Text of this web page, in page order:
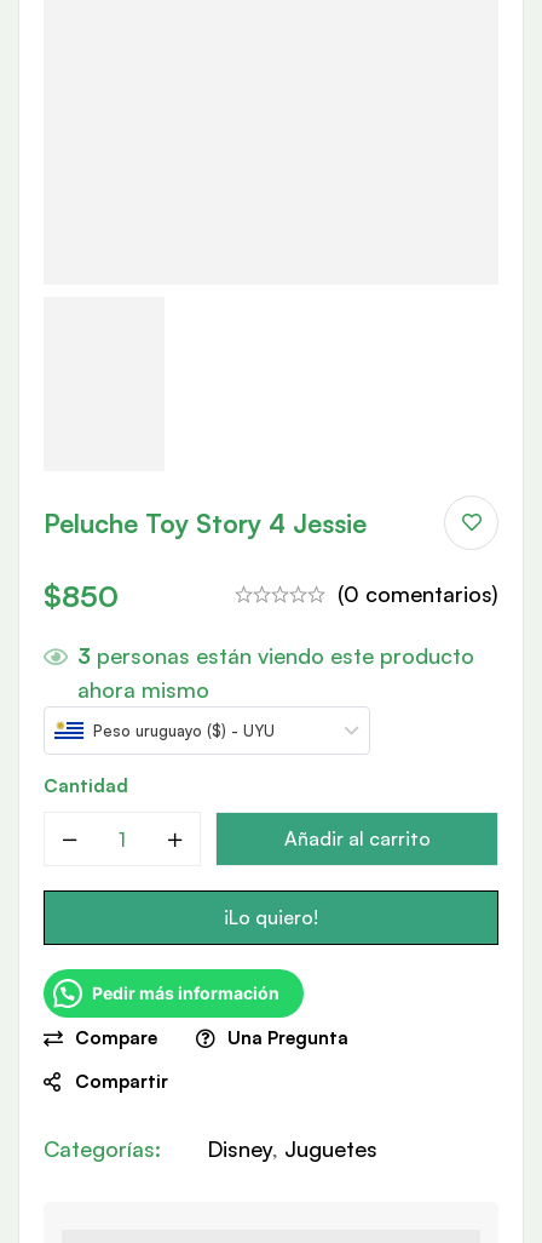
Peluche Toy Story 4 Jessie
$850 (0 comentarios)
3 personas están viendo este producto
ahora mismo
Peso uruguayo ($) - UYU
Cantidad
Añadir al carrito
¡Lo quiero!
Pedir más información
Compare
Una Pregunta
Compartir
Categorías: Disney, Juguetes